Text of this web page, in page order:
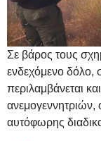
Σε βάρος τους
ενδεχόμενο δόλο,
περιλαμβάνεται
ανεμογεννητριών,
αυτόφωρης